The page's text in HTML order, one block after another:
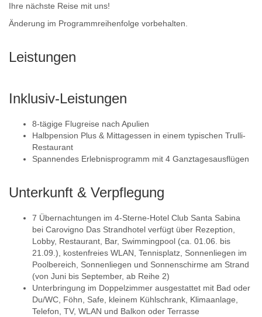
Ihre nächste Reise mit uns!
Änderung im Programmreihenfolge vorbehalten.
Leistungen
Inklusiv-Leistungen
8-tägige Flugreise nach Apulien
Halbpension Plus & Mittagessen in einem typischen Trulli-
Restaurant
Spannendes Erlebnisprogramm mit 4 Ganztagesausflügen
Unterkunft & Verpflegung
7 Übernachtungen im 4-Sterne-Hotel Club Santa Sabina
bei Carovigno Das Strandhotel verfügt über Rezeption,
Lobby, Restaurant, Bar, Swimmingpool (ca. 01.06. bis
21.09.), kostenfreies WLAN, Tennisplatz, Sonnenliegen im
Poolbereich, Sonnenliegen und Sonnenschirme am Strand
(von Juni bis September, ab Reihe 2)
Unterbringung im Doppelzimmer ausgestattet mit Bad oder
Du/WC, Föhn, Safe, kleinem Kühlschrank, Klimaanlage,
Telefon, TV, WLAN und Balkon oder Terrasse